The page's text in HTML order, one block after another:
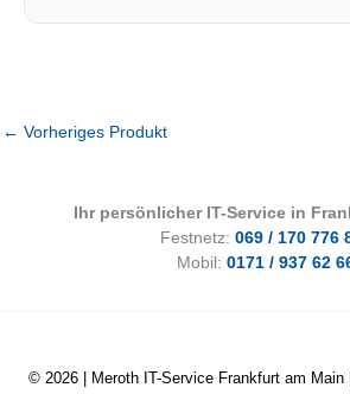
← Vorheriges Produkt
Ihr persönlicher IT-Service in
Festnetz: 069 / 170 776
Mobil: 0171 / 937 62
© 2026 | Meroth IT-Service Frankfurt am Main